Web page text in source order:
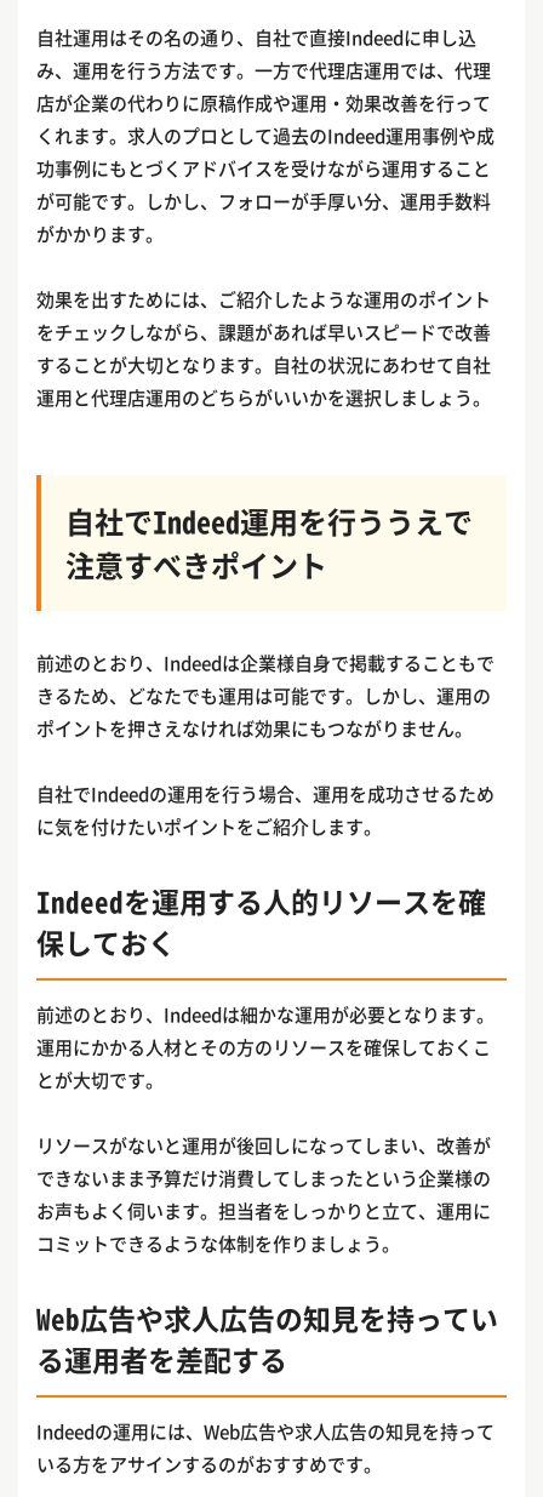
自社運用はその名の通り、自社で直接Indeedに申し込
み、運用を行う方法です。一方で代理店運用では、代理
店が企業の代わりに原稿作成や運用・効果改善を行って
くれます。求人のプロとして過去のIndeed運用事例や成
功事例にもとづくアドバイスを受けながら運用すること
が可能です。しかし、フォローが手厚い分、運用手数料
がかかります。
効果を出すためには、ご紹介したような運用のポイント
をチェックしながら、課題があれば早いスピードで改善
することが大切となります。自社の状況にあわせて自社
運用と代理店運用のどちらがいいかを選択しましょう。
自社でIndeed運用を行ううえで
注意すべきポイント
前述のとおり、Indeedは企業様自身で掲載することもで
きるため、どなたでも運用は可能です。しかし、運用の
ポイントを押さえなければ効果にもつながりません。
自社でIndeedの運用を行う場合、運用を成功させるため
に気を付けたいポイントをご紹介します。
Indeedを運用する人的リソースを確
保しておく
前述のとおり、Indeedは細かな運用が必要となります。
運用にかかる人材とその方のリソースを確保しておくこ
とが大切です。
リソースがないと運用が後回しになってしまい、改善が
できないまま予算だけ消費してしまったという企業様の
お声もよく伺います。担当者をしっかりと立て、運用に
コミットできるような体制を作りましょう。
Web広告や求人広告の知見を持ってい
る運用者を差配する
Indeedの運用には、Web広告や求人広告の知見を持って
いる方をアサインするのがおすすめです。